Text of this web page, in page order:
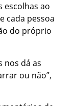
escolhas ao
cada pessoa
do próprio
nos dá as
ou não”,